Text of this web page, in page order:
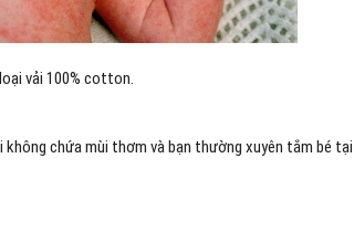
vải 100% cotton.
chứa mùi thơm và bạn thường xuyên tắm bé